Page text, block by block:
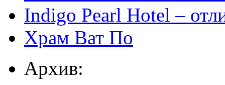
Indigo Pearl Hotel –
Храм Ват По
Архив: